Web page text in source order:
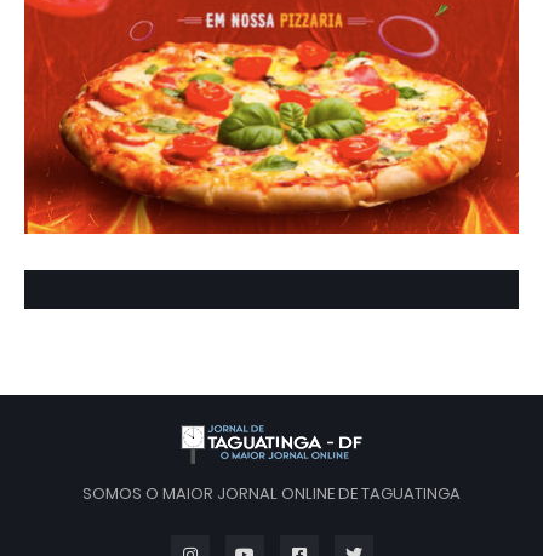
SOMOS O MAIOR JORNAL ONLINE DE TAGUATINGA